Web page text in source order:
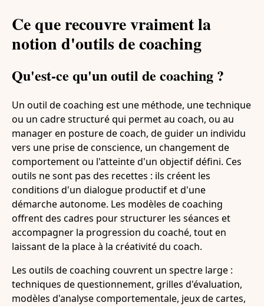
Ce que recouvre vraiment la
notion d'outils de coaching
Qu'est-ce qu'un outil de coaching ?
Un outil de coaching est une méthode, une technique
ou un cadre structuré qui permet au coach, ou au
manager en posture de coach, de guider un individu
vers une prise de conscience, un changement de
comportement ou l'atteinte d'un objectif défini. Ces
outils ne sont pas des recettes : ils créent les
conditions d'un dialogue productif et d'une
démarche autonome. Les modèles de coaching
offrent des cadres pour structurer les séances et
accompagner la progression du coaché, tout en
laissant de la place à la créativité du coach.
Les outils de coaching couvrent un spectre large :
techniques de questionnement, grilles d'évaluation,
modèles d'analyse comportementale, jeux de cartes,